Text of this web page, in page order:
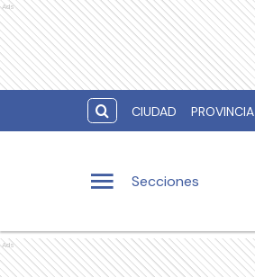
Ads
CIUDAD PROVINCIA
Secciones
Ads